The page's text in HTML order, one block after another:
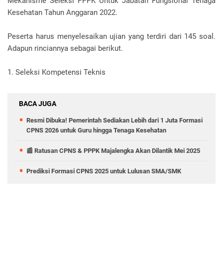
Kesehatan Tahun Anggaran 2022.
Peserta harus menyelesaikan ujian yang terdiri dari 145 soal.
Adapun rinciannya sebagai berikut.
1. Seleksi Kompetensi Teknis
BACA JUGA
Resmi Dibuka! Pemerintah Sediakan Lebih dari 1 Juta Formasi
CPNS 2026 untuk Guru hingga Tenaga Kesehatan
📰 Ratusan CPNS & PPPK Majalengka Akan Dilantik Mei 2025
Prediksi Formasi CPNS 2025 untuk Lulusan SMA/SMK